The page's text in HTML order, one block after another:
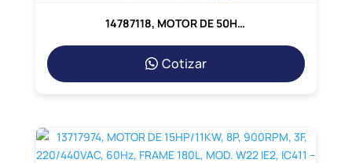
14787118, MOTOR DE 50HP/37KW, 8P, 900RPM, 3F, 220/440VAC, 60Hz, FRAME 250S/M, MOD. W22 IE2, IC411 – TEFC – B3L(D)
Cotizar